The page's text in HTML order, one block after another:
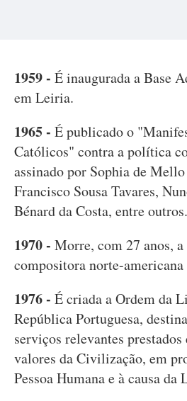
1959 - É inaugurada a Base
em Leiria.
1965 - É publicado o
Católicos" contra a política
assinado por Sophia de
Francisco Sousa Tavares,
Bénard da Costa, entre outros.
1970 - Morre, com 27 anos,
compositora norte-
1976 - É criada a Ordem da
República Portuguesa,
serviços relevantes prestados
valores da Civilização, em
Pessoa Humana e à causa da